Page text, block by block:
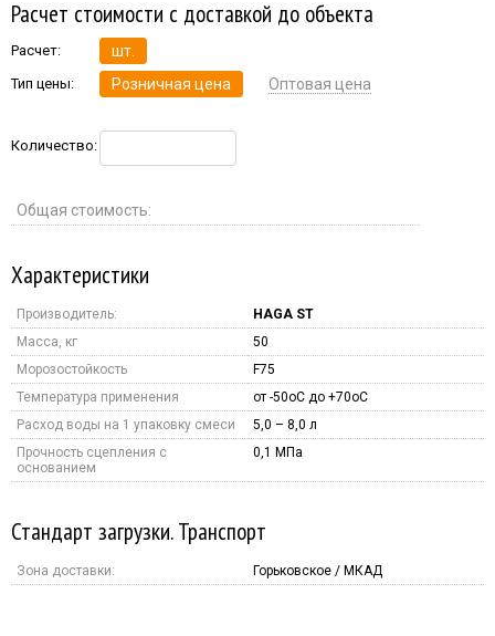
Расчет стоимости с доставкой до объекта
Расчет: шт.
Тип цены: Розничная цена Оптовая цена
Количество:
Общая стоимость:
Характеристики
Производитель:
HAGA ST
Масса, кг
50
Морозостойкость
F75
Температура применения
от -50оС до +70оС
Расход воды на 1 упаковку смеси
5,0 – 8,0 л
Прочность сцепления с
основанием
0,1 МПа
Стандарт загрузки. Транспорт
Зона доставки: Горьковское / МКАД